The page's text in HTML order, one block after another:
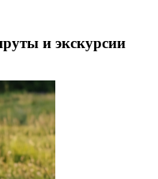
и экскурсии